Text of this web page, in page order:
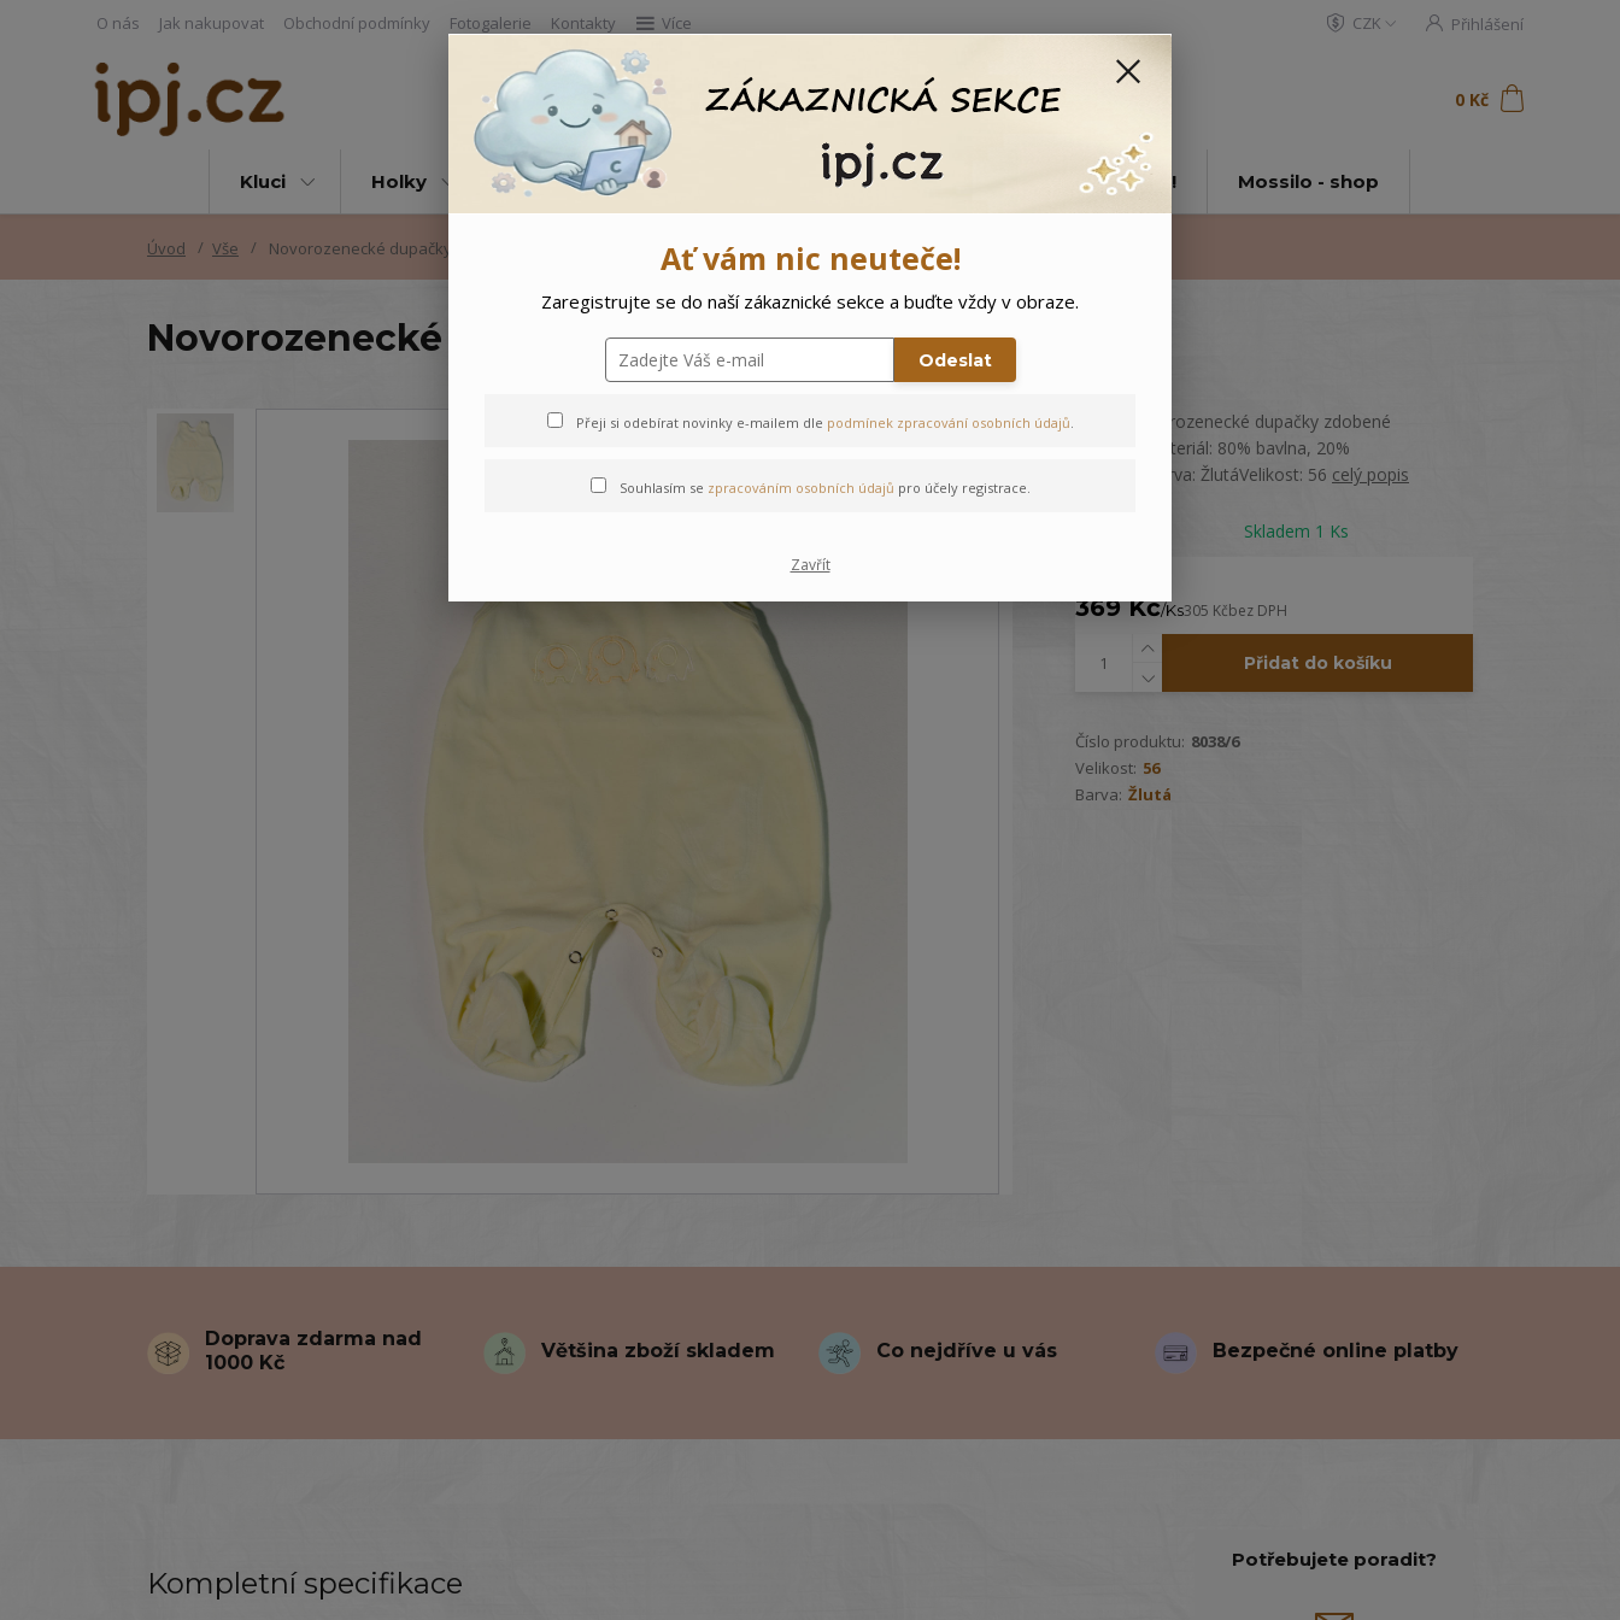
O nás Jak nakupovat Obchodní podmínky Fotogalerie Kontakty Více CZK Přihlášení
Hledat 0 Kč
Kluci Holky Vše Doprodej Ostatní 🌲 Vítejte ve světě Mossilo! Mossilo - shop
Úvod Vše Novorozenecké dupačky Sloníci
Novorozenecké dupačky Sloníci
Hebké novorozenecké dupačky zdobené
výšivkou.Materiál: 80% bavlna, 20%
polyamidBarva: ŽlutáVelikost: 56 celý popis
Skladem 1 Ks
369 Kč/Ks305 Kčbez DPH
Přidat do košíku
Číslo produktu: 8038/6
Velikost: 56
Barva: Žlutá
Doprava zdarma nad
1000 Kč
Většina zboží skladem Co nejdříve u vás Bezpečné online platby
Kompletní specifikace
Potřebujete poradit?
Ať vám nic neuteče!
Zaregistrujte se do naší zákaznické sekce a buďte vždy v obraze.
Odeslat
Přeji si odebírat novinky e-mailem dle podmínek zpracování osobních údajů.
Souhlasím se zpracováním osobních údajů pro účely registrace.
Zavřít